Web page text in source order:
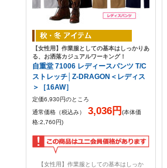
【女性用】作業服としての基本はしっかりあ
る、お洒落カジュアルワーキング！
自重堂 71006 レディースパンツ T/C
ストレッチ│Z-DRAGON＜レディス
＞［16AW］
定価6,930円のところ
通常価格（税込み）
3,036円(本体価
格:2,760円)
【女性用】作業服としての基本はしっか